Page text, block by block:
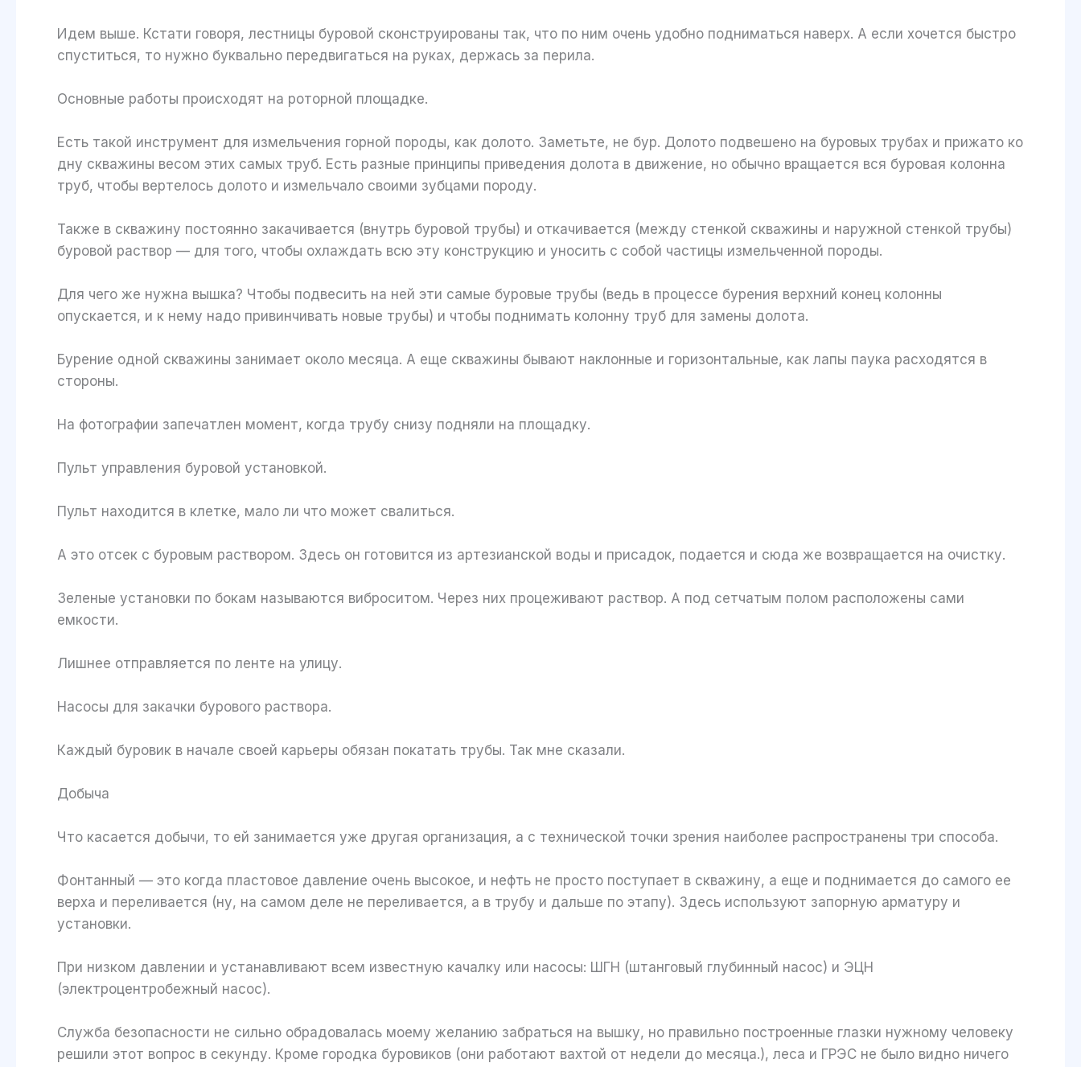
Идем выше. Кстати говоря, лестницы буровой сконструированы так, что по ним очень удобно подниматься наверх. А если хочется быстро
спуститься, то нужно буквально передвигаться на руках, держась за перила.
Основные работы происходят на роторной площадке.
Есть такой инструмент для измельчения горной породы, как долото. Заметьте, не бур. Долото подвешено на буровых трубах и прижато ко
дну скважины весом этих самых труб. Есть разные принципы приведения долота в движение, но обычно вращается вся буровая колонна
труб, чтобы вертелось долото и измельчало своими зубцами породу.
Также в скважину постоянно закачивается (внутрь буровой трубы) и откачивается (между стенкой скважины и наружной стенкой трубы)
буровой раствор — для того, чтобы охлаждать всю эту конструкцию и уносить с собой частицы измельченной породы.
Для чего же нужна вышка? Чтобы подвесить на ней эти самые буровые трубы (ведь в процессе бурения верхний конец колонны
опускается, и к нему надо привинчивать новые трубы) и чтобы поднимать колонну труб для замены долота.
Бурение одной скважины занимает около месяца. А еще скважины бывают наклонные и горизонтальные, как лапы паука расходятся в
стороны.
На фотографии запечатлен момент, когда трубу снизу подняли на площадку.
Пульт управления буровой установкой.
Пульт находится в клетке, мало ли что может свалиться.
А это отсек с буровым раствором. Здесь он готовится из артезианской воды и присадок, подается и сюда же возвращается на очистку.
Зеленые установки по бокам называются виброситом. Через них процеживают раствор. А под сетчатым полом расположены сами
емкости.
Лишнее отправляется по ленте на улицу.
Насосы для закачки бурового раствора.
Каждый буровик в начале своей карьеры обязан покатать трубы. Так мне сказали.
Добыча
Что касается добычи, то ей занимается уже другая организация, а с технической точки зрения наиболее распространены три способа.
Фонтанный — это когда пластовое давление очень высокое, и нефть не просто поступает в скважину, а еще и поднимается до самого ее
верха и переливается (ну, на самом деле не переливается, а в трубу и дальше по этапу). Здесь используют запорную арматуру и
установки.
При низком давлении и устанавливают всем известную качалку или насосы: ШГН (штанговый глубинный насос) и ЭЦН
(электроцентробежный насос).
Служба безопасности не сильно обрадовалась моему желанию забраться на вышку, но правильно построенные глазки нужному человеку
решили этот вопрос в секунду. Кроме городка буровиков (они работают вахтой от недели до месяца.), леса и ГРЭС не было видно ничего